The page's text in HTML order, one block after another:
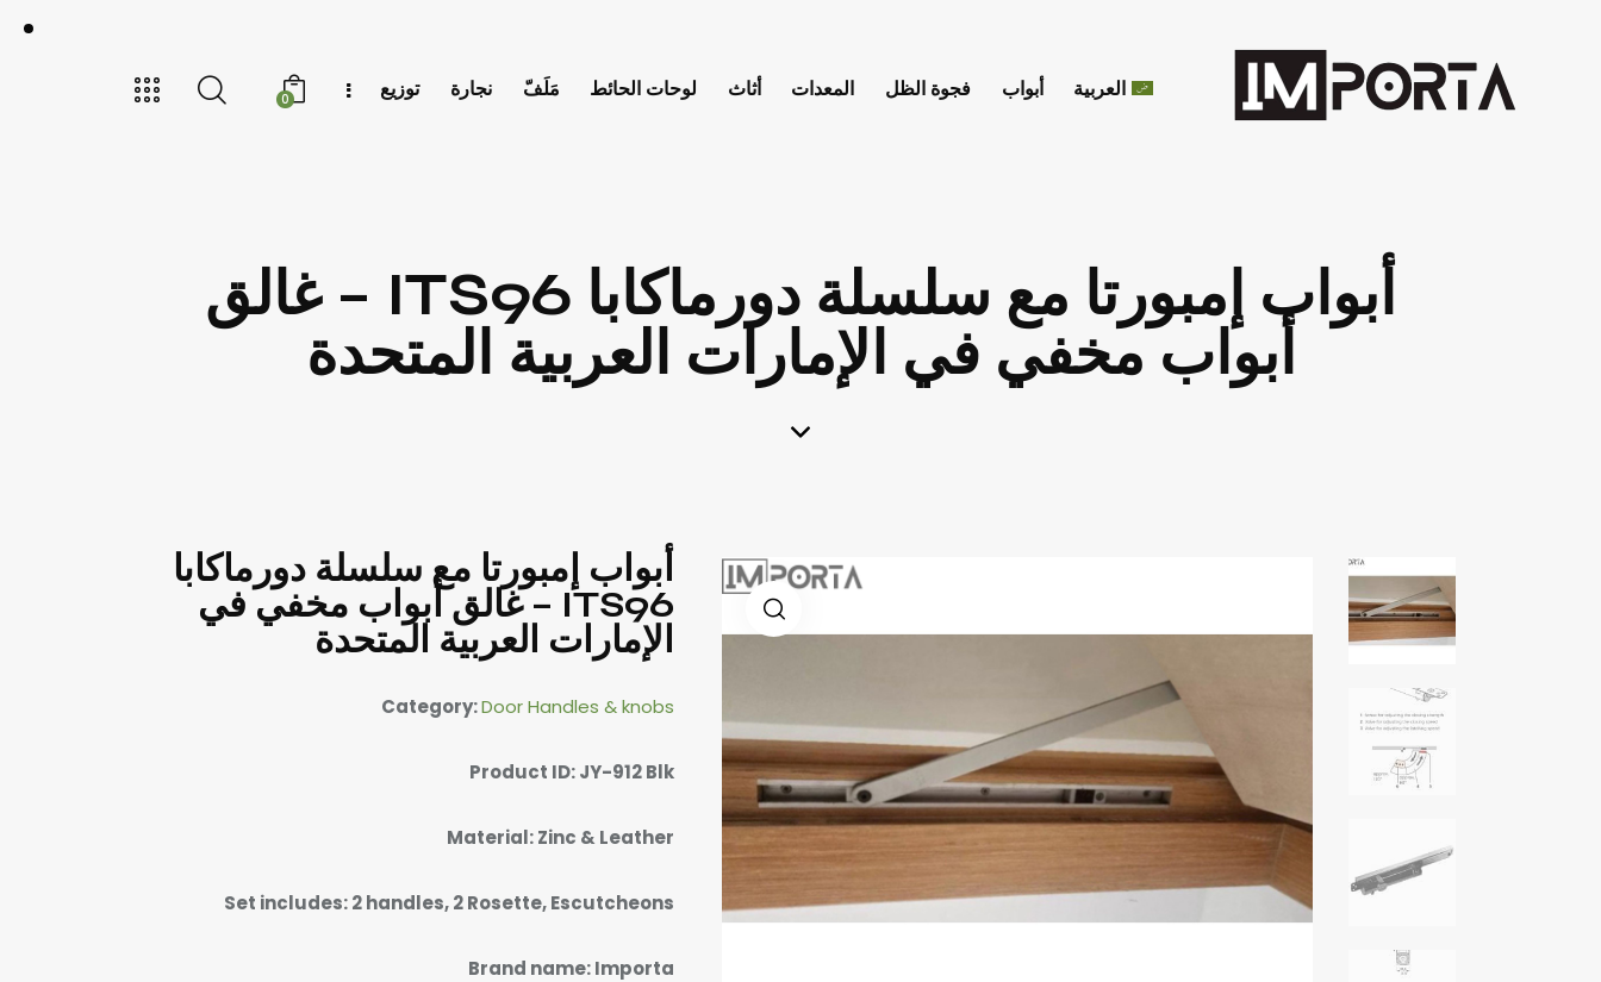
العربية أبواب فجوة الظل المعدات أثاث لوحات الحائط مَلَفّ نجارة توزيع 0
أبواب إمبورتا مع سلسلة دورماكابا ITS96 – غالق
أبواب مخفي في الإمارات العربية المتحدة
أبواب إمبورتا مع سلسلة دورماكابا
ITS96 – غالق أبواب مخفي في
الإمارات العربية المتحدة
Category:Door Handles & knobs
Product ID: JY-912 Blk
Material: Zinc & Leather
Set includes: 2 handles, 2 Rosette, Escutcheons
Brand name: Importa